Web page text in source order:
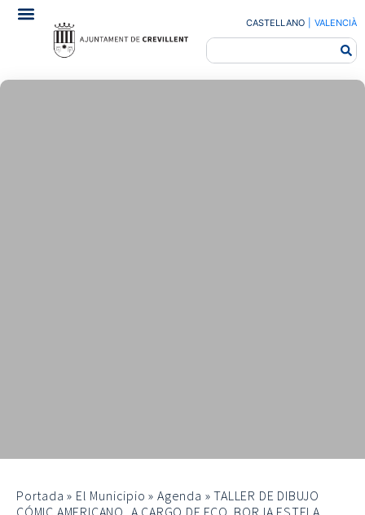
CASTELLANO VALENCIÀ
Portada » El Municipio »Agenda »TALLER DE DIBUJO
CÓMIC AMERICANO, A CARGO DE FCO. BORJA ESTELA